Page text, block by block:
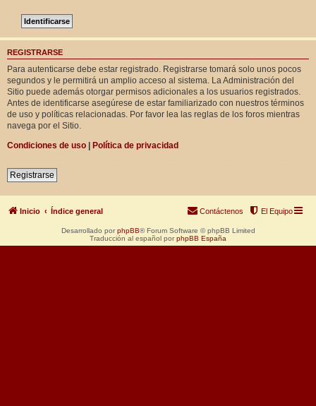
REGISTRARSE
Para autenticarse debe estar registrado. Registrarse tomará solo unos pocos
segundos y le permitirá un amplio acceso al sistema. La Administración del
Sitio puede además otorgar permisos adicionales a los usuarios registrados.
Antes de identificarse asegúrese de estar familiarizado con nuestros términos
de uso y políticas relacionadas. Por favor lea las reglas de los foros mientras
navega por el Sitio.
Condiciones de uso | Política de privacidad
Registrarse
Inicio Índice general El Equipo
Contáctenos
Desarrollado por phpBB® Forum Software © phpBB Limited
Traducción al español por phpBB España